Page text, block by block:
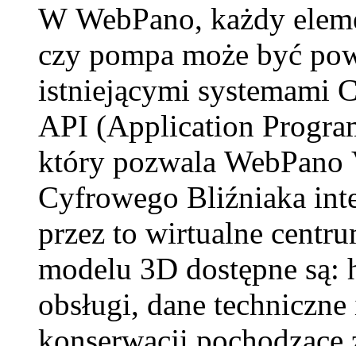
W WebPano, każdy
czy pompa może być
istniejącymi systemami
API (Application
który pozwala WebPano
Cyfrowego Bliźniaka
przez to wirtualne
modelu 3D dostępne
obsługi, dane